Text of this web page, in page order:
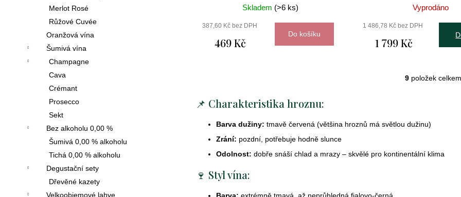
Merlot Rosé
Růžové Cuvée
Oranžová vína
Šumivá vína
Champagne
Cava
Crémant
Prosecco
Sekt
Bez alkoholu 0,00 %
Šumivá 0,00 % alkoholu
Tichá 0,00 % alkoholu
Degustační sety
Dřevěné kazety
Velkoobjemové lahve
Skladem (>6 ks)
387,60 Kč bez DPH
469 Kč
Do košíku
Vyprodáno
1 486,78 Kč bez DPH
1 799 Kč
O
c
9 položek celkem
📌 Charakteristika hroznu:
Barva dužiny: tmavě červená (většina hroznů má světlou dužinu)
Zrání: pozdní, potřebuje hodně slunce
Odolnost: dobře snáší chlad a mrazy – skvělé pro kontinentální klima
🍷 Styl vína: